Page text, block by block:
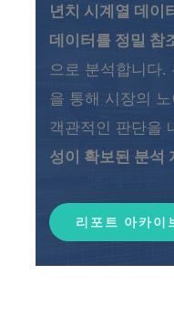
년치 시계열 데이
데이터를 정밀 참
으로 분석합니다
을 통해 시장의
객관적인 판단을
성이 확보된 분석
리포트 아카이